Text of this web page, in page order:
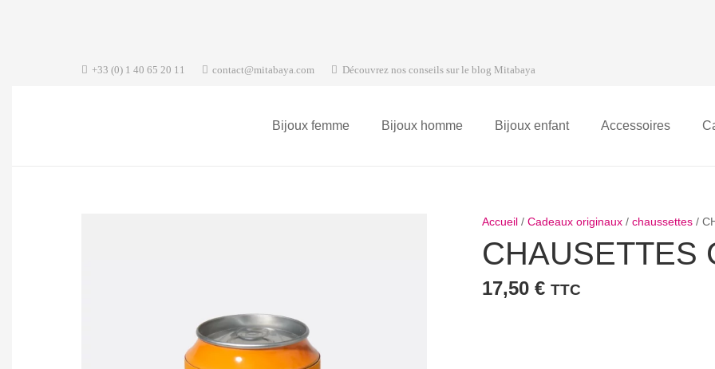
+33 (0) 1 40 65 20 11 contact@mitabaya.com Découvrez nos conseils sur le blog Mitabaya
Bijoux femme Bijoux homme Bijoux enfant Accessoires
Accueil/ Cadeaux originaux/ chaussettes/
CHAUSETTES
17,50 € TTC